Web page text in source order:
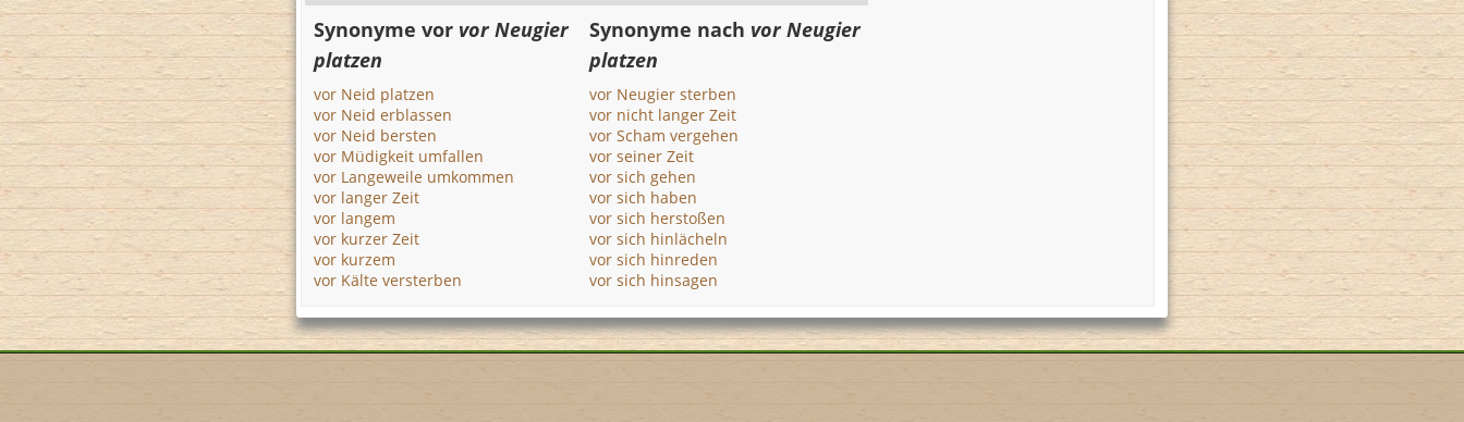
Synonyme vor vor Neugier
platzen
vor Neid platzen
vor Neid erblassen
vor Neid bersten
vor Müdigkeit umfallen
vor Langeweile umkommen
vor langer Zeit
vor langem
vor kurzer Zeit
vor kurzem
vor Kälte versterben
Synonyme nach vor Neugier
platzen
vor Neugier sterben
vor nicht langer Zeit
vor Scham vergehen
vor seiner Zeit
vor sich gehen
vor sich haben
vor sich herstoßen
vor sich hinlächeln
vor sich hinreden
vor sich hinsagen